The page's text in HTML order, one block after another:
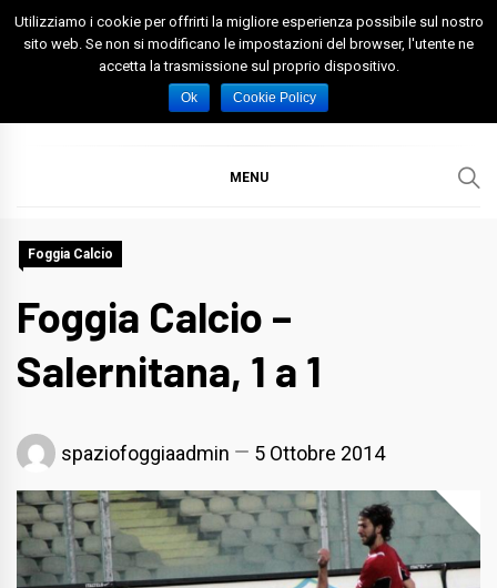
Skip
Spazio Foggia
Foggia News Calcio Eventi e Attività nella Capitanata
MENU
Foggia Calcio
Foggia Calcio –
Salernitana, 1 a 1
spaziofoggiaadmin 5 Ottobre 2014
Utilizziamo i cookie per offrirti la migliore esperienza possibile sul nostro
sito web. Se non si modificano le impostazioni del browser, l'utente ne
accetta la trasmissione sul proprio dispositivo.
Ok Cookie Policy